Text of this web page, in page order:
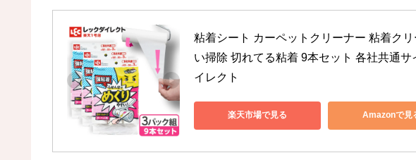
粘着シート カーペットクリーナー 粘着ク
い掃除 切れてる粘着 9本セット 各社共通
イレクト
楽天市場で見る Amazonで見